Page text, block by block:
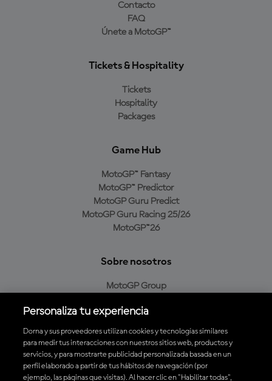
Contacto
FAQ
Únete a MotoGP™
Tickets & Hospitality
Tickets
Hospitality
Packages
Game Hub
MotoGP™ Fantasy
MotoGP™ Predictor
MotoGP Guru Predict
MotoGP Guru Racing 25/26
MotoGP™26
Sobre nosotros
MotoGP Group
Aviso Legal
Política de privacidad
Política de compra
Personaliza tu experiencia
Dorna y sus proveedores utilizan cookies y tecnologías similares
para medir tus interacciones con nuestros sitios web, productos y
servicios, y para mostrarte publicidad personalizada basada en un
perfil elaborado a partir de tus hábitos de navegación (por
ejemplo, las páginas que visitas). Al hacer clic en "Habilitar todas",